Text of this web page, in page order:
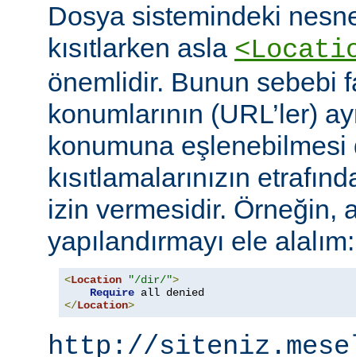
Dosya sistemindeki
kısıtlarken asla
önemlidir. Bunun sebebi
konumlarının (URL’ler)
konumuna eşlenebilmesi
kısıtlamalarınızın
izin vermesidir. Örneğin,
yapılandırmayı ele alalım:
<Location "/dir/">
Require
</Location>
http://